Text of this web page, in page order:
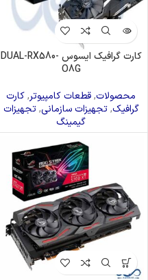
کارت گرافیک ایسوس DUAL-RX580-
O8G
محصولات,قطعات کامپیوتر,کارت
گرافیک,تجهیزات سازمانی,تجهیزات
گیمینگ